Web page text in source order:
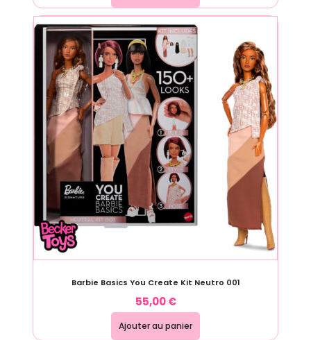
Barbie Basics You Create Kit Neutro 001
55,00€
Ajouter au panier